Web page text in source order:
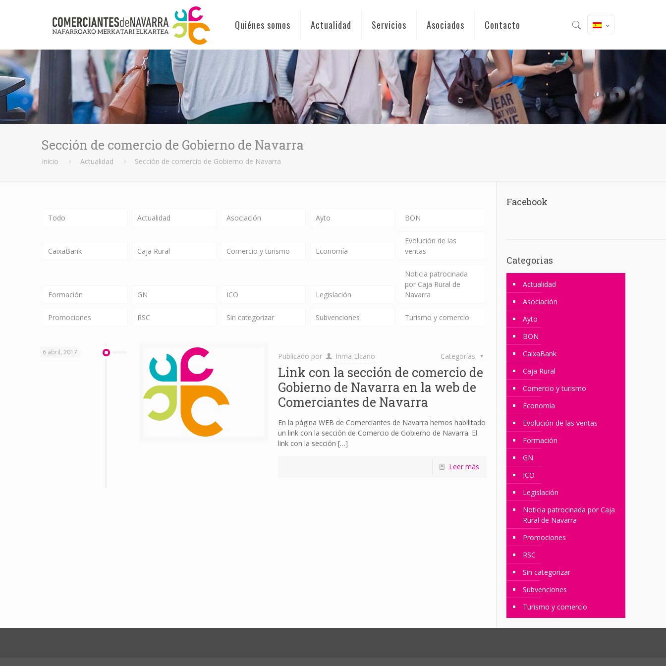
Quiénes somos Actualidad Servicios Asociados Contacto
Sección de comercio de Gobierno de Navarra
Inicio Actualidad Sección de comercio de Gobierno de Navarra
Todo Actualidad Asociación Ayto BON
CaixaBank Caja Rural Comercio y turismo Economía
Evolución de las
ventas
Formación GN ICO Legislación
Noticia patrocinada
por Caja Rural de
Navarra
Promociones RSC Sin categorizar Subvenciones Turismo y comercio
6 abril, 2017 Publicado por Inma Elcano Categorías
Link con la sección de comercio de
Gobierno de Navarra en la web de
Comerciantes de Navarra
En la página WEB de Comerciantes de Navarra hemos habilitado
un link con la sección de Comercio de Gobierno de Navarra. El
link con la sección […]
Leer más
Facebook
Categorias
Actualidad
Asociación
Ayto
BON
CaixaBank
Caja Rural
Comercio y turismo
Economía
Evolución de las ventas
Formación
GN
ICO
Legislación
Noticia patrocinada por Caja
Rural de Navarra
Promociones
RSC
Sin categorizar
Subvenciones
Turismo y comercio